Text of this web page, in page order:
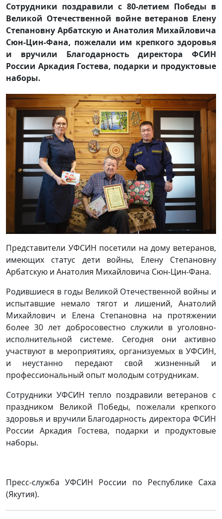
Сотрудники поздравили с 80-летием Победы в
Великой Отечественной войне ветеранов Елену
Степановну Арбатскую и Анатолия Михайловича
Сюн-Цин-Фана, пожелали им крепкого здоровья
и вручили Благодарность директора ФСИН
России Аркадия Гостева, подарки и продуктовые
наборы.
Представители УФСИН посетили на дому ветеранов,
имеющих статус дети войны, Елену Степановну
Арбатскую и Анатолия Михайловича Сюн-Цин-Фана.
Родившиеся в годы Великой Отечественной войны и
испытавшие немало тягот и лишений, Анатолий
Михайлович и Елена Степановна на протяжении
более 30 лет добросовестно служили в уголовно-
исполнительной системе. Сегодня они активно
участвуют в мероприятиях, организуемых в УФСИН,
и неустанно передают свой жизненный и
профессиональный опыт молодым сотрудникам.
Сотрудники УФСИН тепло поздравили ветеранов с
праздником Великой Победы, пожелали крепкого
здоровья и вручили Благодарность директора ФСИН
России Аркадия Гостева, подарки и продуктовые
наборы.
Пресс-служба УФСИН России по Республике Саха
(Якутия).